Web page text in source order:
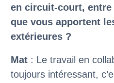
en circuit-court, entre
que vous apportent
extérieures ?
Mat: Le travail en
toujours intéressant,